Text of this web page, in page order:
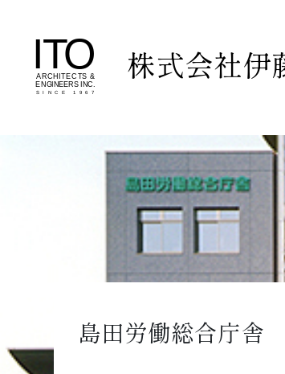
株式会社伊
島田労働総合庁舎